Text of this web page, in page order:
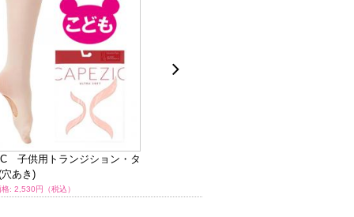
子供用トランジション・タ
あき)
: 2,530円（税込）